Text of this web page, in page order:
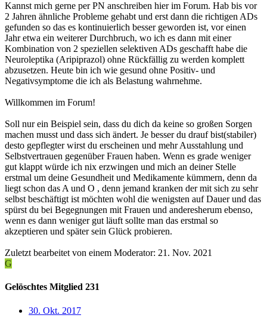
Kannst mich gerne per PN anschreiben hier im Forum. Hab bis vor
2 Jahren ähnliche Probleme gehabt und erst dann die richtigen ADs
gefunden so das es kontinuierlich besser geworden ist, vor einen
Jahr etwa ein weiterer Durchbruch, wo ich es dann mit einer
Kombination von 2 speziellen selektiven ADs geschafft habe die
Neuroleptika (Aripiprazol) ohne Rückfällig zu werden komplett
abzusetzen. Heute bin ich wie gesund ohne Positiv- und
Negativsymptome die ich als Belastung wahrnehme.
Willkommen im Forum!
Soll nur ein Beispiel sein, dass du dich da keine so großen Sorgen
machen musst und dass sich ändert. Je besser du drauf bist(stabiler)
desto gepflegter wirst du erscheinen und mehr Ausstahlung und
Selbstvertrauen gegenüber Frauen haben. Wenn es grade weniger
gut klappt würde ich nix erzwingen und mich an deiner Stelle
erstmal um deine Gesundheit und Medikamente kümmern, denn da
liegt schon das A und O , denn jemand kranken der mit sich zu sehr
selbst beschäftigt ist möchten wohl die wenigsten auf Dauer und das
spürst du bei Begegnungen mit Frauen und anderesherum ebenso,
wenn es dann weniger gut läuft sollte man das erstmal so
akzeptieren und später sein Glück probieren.
Zuletzt bearbeitet von einem Moderator: 21. Nov. 2021
G
Gelöschtes Mitglied 231
30. Okt. 2017